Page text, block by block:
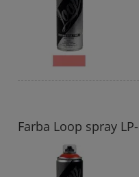
Farba Loop spray